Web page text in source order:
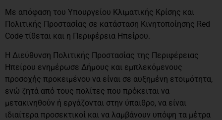
Με απόφαση του Υπουργείου Κλιματικής Κρίσης και
Πολιτικής Προστασίας σε κατάσταση Κινητοποίησης Red
Code τίθεται και η Περιφέρεια Ηπείρου.
Η Διεύθυνση Πολιτικής Προστασίας της Περιφέρειας
Ηπείρου ενημέρωσε Δήμους και εμπλεκόμενους
προσοχής προκειμένου να είναι σε αυξημένη ετοιμότητα,
ενώ ζητά από τους πολίτες που πρόκειται να
μετακινηθούν ή εργάζονται στην ύπαιθρο, να είναι
ιδιαίτερα προσεκτικοί και να λαμβάνουν υπόψη τα μέτρα